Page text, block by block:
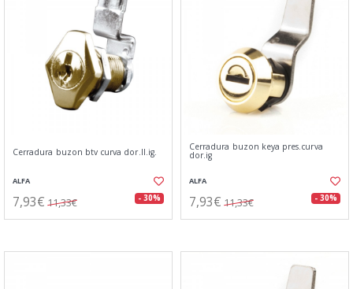
Cerradura buzon btv curva dor.ll.ig.
ALFA
7,93€ 11,33€ - 30%
Cerradura buzon keya pres.curva
dor.ig
ALFA
7,93€ 11,33€ - 30%